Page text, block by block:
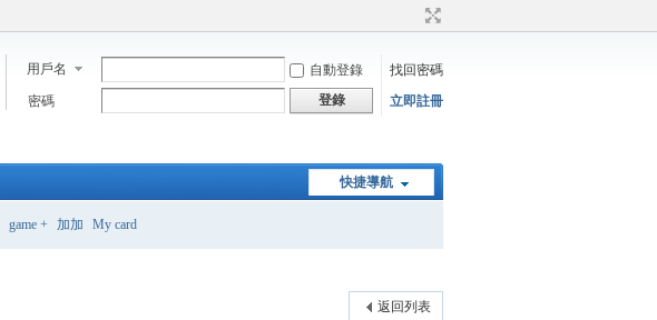
用戶名 自動登錄
找回密碼
密碼
登錄 立即註冊
快捷導航
game + 加加 My card
返回列表